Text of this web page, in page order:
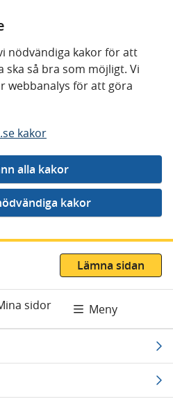
nödvändiga kakor för att
ska så bra som möjligt. Vi
webbanalys för att göra
kakor
Lämna sidan
sidor Meny